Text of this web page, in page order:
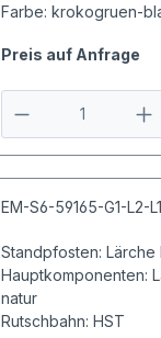
Farbe: krokogruen-
Preis auf Anfrage
EM-S6-59165-G1-L2-
Standpfosten:
Hauptkomponenten:
natur
Rutschbahn: HST